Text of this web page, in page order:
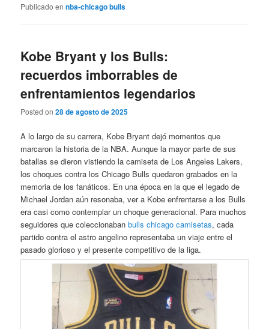
Publicado en nba-chicago bulls
Kobe Bryant y los Bulls:
recuerdos imborrables de
enfrentamientos legendarios
Posted on28 de agosto de 2025
A lo largo de su carrera, Kobe Bryant dejó momentos que
marcaron la historia de la NBA. Aunque la mayor parte de sus
batallas se dieron vistiendo la camiseta de Los Angeles Lakers,
los choques contra los Chicago Bulls quedaron grabados en la
memoria de los fanáticos. En una época en la que el legado de
Michael Jordan aún resonaba, ver a Kobe enfrentarse a los Bulls
era casi como contemplar un choque generacional. Para muchos
seguidores que coleccionabanbulls chicago camisetas, cada
partido contra el astro angelino representaba un viaje entre el
pasado glorioso y el presente competitivo de la liga.